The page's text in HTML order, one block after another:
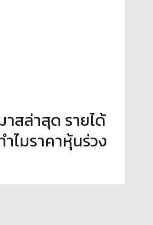
าสล่าสุด รายได้
ไมราคาหุ้นร่วง